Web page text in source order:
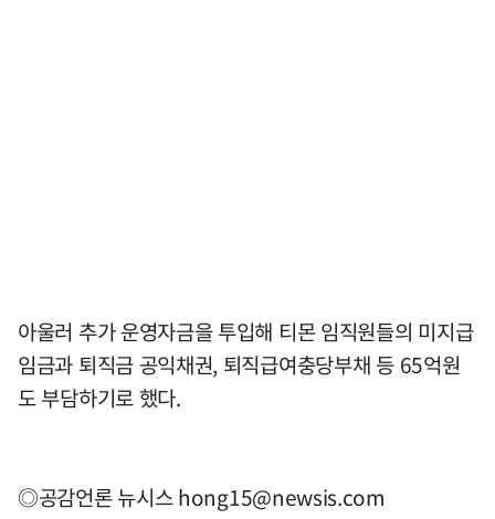
아울러 추가 운영자금을 투입해 티몬 임직원들의 미지급
임금과 퇴직금 공익채권, 퇴직급여충당부채 등 65억원
도 부담하기로 했다.
◎공감언론 뉴시스hong15@newsis.com